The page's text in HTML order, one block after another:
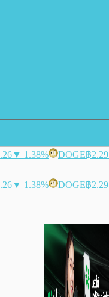
▼ 1.38% DOGE฿2.29
▼ 1.38% DOGE฿2.29